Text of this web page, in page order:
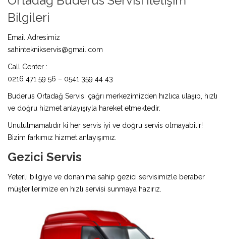
Bilgileri
Email Adresimiz
sahinteknikservis@gmail.com
Call Center :
0216 471 59 56 – 0541 359 44 43
Buderus Ortadağ Servisi çağrı merkezimizden hızlıca ulaşıp, hızlı
ve doğru hizmet anlayışıyla hareket etmektedir.
Unutulmamalıdır ki her servis iyi ve doğru servis olmayabilir!
Bizim farkımız hizmet anlayışımız.
Gezici Servis
Yeterli bilgiye ve donanıma sahip gezici servisimizle beraber
müşterilerimize en hızlı servisi sunmaya hazırız.